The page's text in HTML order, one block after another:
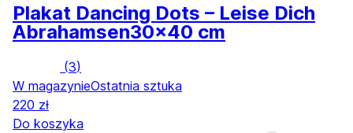
Plakat Dancing Dots – Leise Dich
Abrahamsen30x40 cm
(3)
W magazynieOstatnia sztuka
220 zł
Do koszyka